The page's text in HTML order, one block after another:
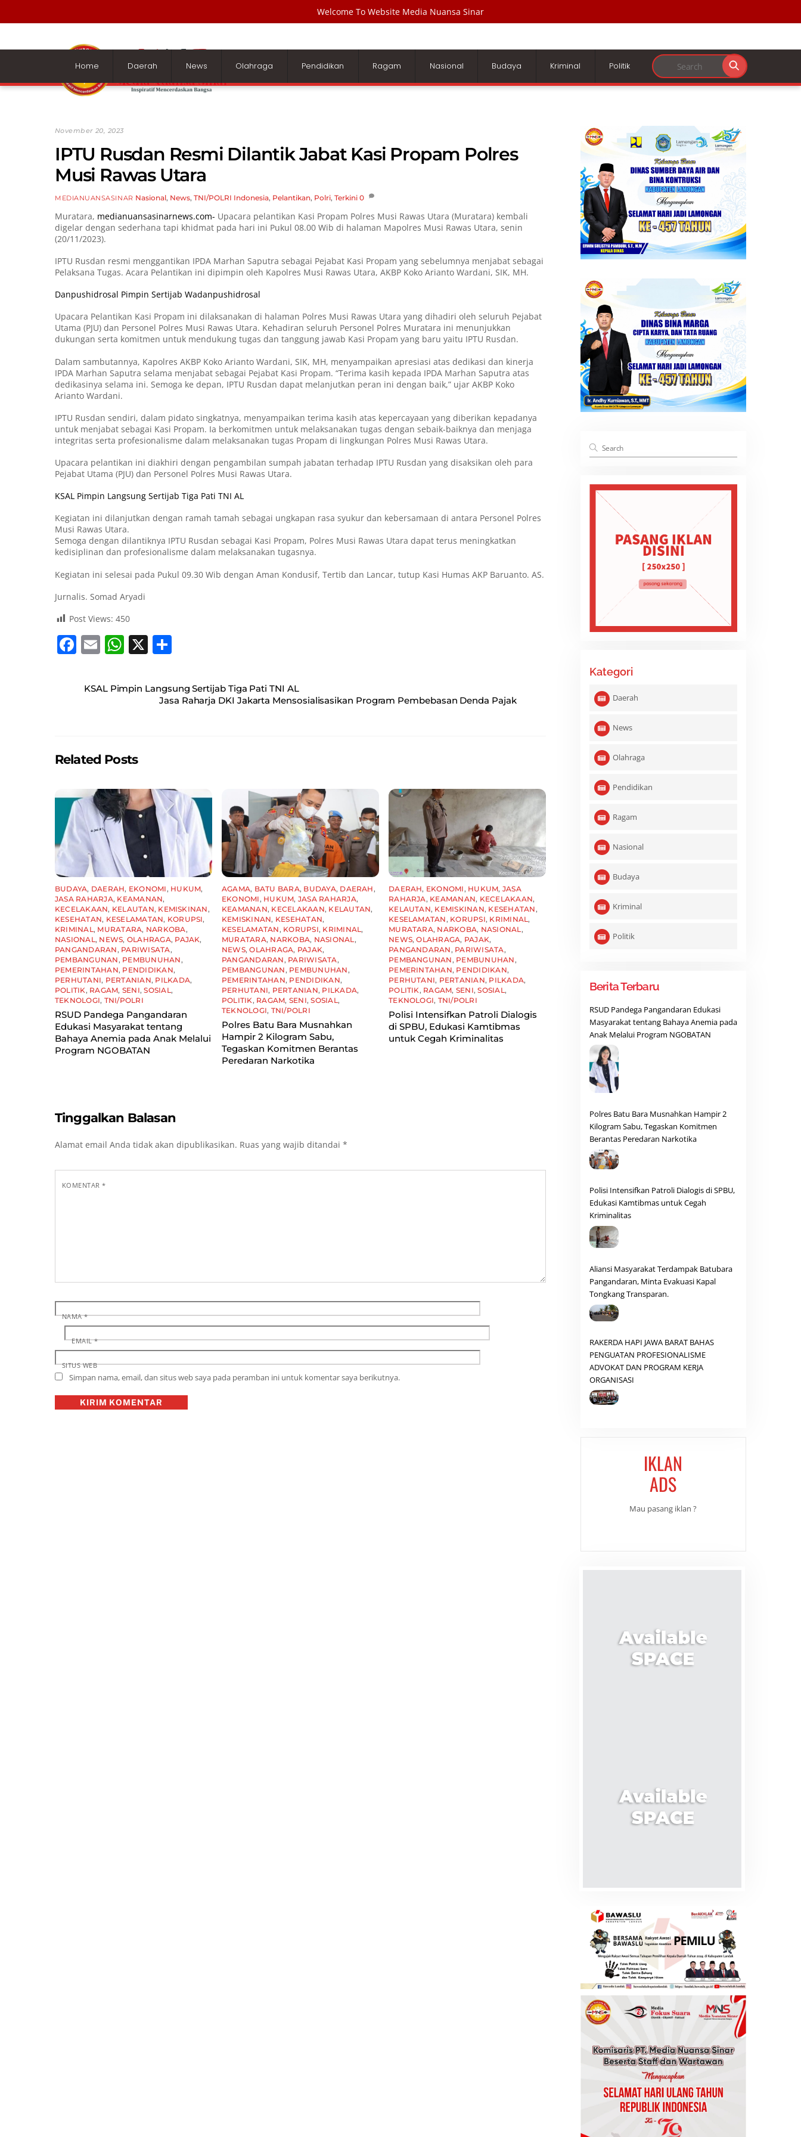
Welcome To Website Media Nuansa Sinar
content
Home
Daerah News Olahraga Pendidikan Ragam Nasional Budaya Kriminal Politik
November 20, 2023
IPTU Rusdan Resmi Dilantik Jabat Kasi Propam Polres
Musi Rawas Utara
MEDIANUANSASINAR Nasional, News, TNI/POLRI Indonesia, Pelantikan, Polri, Terkini 0
Muratara, medianuansasinarnews.com- Upacara pelantikan Kasi Propam Polres Musi Rawas Utara (Muratara) kembali
digelar dengan sederhana tapi khidmat pada hari ini Pukul 08.00 Wib di halaman Mapolres Musi Rawas Utara, senin
(20/11/2023).
IPTU Rusdan resmi menggantikan IPDA Marhan Saputra sebagai Pejabat Kasi Propam yang sebelumnya menjabat sebagai
Pelaksana Tugas. Acara Pelantikan ini dipimpin oleh Kapolres Musi Rawas Utara, AKBP Koko Arianto Wardani, SIK, MH.
Danpushidrosal Pimpin Sertijab Wadanpushidrosal
Upacara Pelantikan Kasi Propam ini dilaksanakan di halaman Polres Musi Rawas Utara yang dihadiri oleh seluruh Pejabat
Utama (PJU) dan Personel Polres Musi Rawas Utara. Kehadiran seluruh Personel Polres Muratara ini menunjukkan
dukungan serta komitmen untuk mendukung tugas dan tanggung jawab Kasi Propam yang baru yaitu IPTU Rusdan.
Dalam sambutannya, Kapolres AKBP Koko Arianto Wardani, SIK, MH, menyampaikan apresiasi atas dedikasi dan kinerja
IPDA Marhan Saputra selama menjabat sebagai Pejabat Kasi Propam. “Terima kasih kepada IPDA Marhan Saputra atas
dedikasinya selama ini. Semoga ke depan, IPTU Rusdan dapat melanjutkan peran ini dengan baik,” ujar AKBP Koko
Arianto Wardani.
IPTU Rusdan sendiri, dalam pidato singkatnya, menyampaikan terima kasih atas kepercayaan yang diberikan kepadanya
untuk menjabat sebagai Kasi Propam. Ia berkomitmen untuk melaksanakan tugas dengan sebaik-baiknya dan menjaga
integritas serta profesionalisme dalam melaksanakan tugas Propam di lingkungan Polres Musi Rawas Utara.
Upacara pelantikan ini diakhiri dengan pengambilan sumpah jabatan terhadap IPTU Rusdan yang disaksikan oleh para
Pejabat Utama (PJU) dan Personel Polres Musi Rawas Utara.
KSAL Pimpin Langsung Sertijab Tiga Pati TNI AL
Kegiatan ini dilanjutkan dengan ramah tamah sebagai ungkapan rasa syukur dan kebersamaan di antara Personel Polres
Musi Rawas Utara.
Semoga dengan dilantiknya IPTU Rusdan sebagai Kasi Propam, Polres Musi Rawas Utara dapat terus meningkatkan
kedisiplinan dan profesionalisme dalam melaksanakan tugasnya.
Kegiatan ini selesai pada Pukul 09.30 Wib dengan Aman Kondusif, Tertib dan Lancar, tutup Kasi Humas AKP Baruanto. AS.
Jurnalis. Somad Aryadi
Post Views: 450
F
c
o
E
ai
W
at
s
p
X
ar
e
KSAL Pimpin Langsung Sertijab Tiga Pati TNI AL
Jasa Raharja DKI Jakarta Mensosialisasikan Program Pembebasan Denda Pajak
Related Posts
BUDAYA, DAERAH, EKONOMI, HUKUM,
JASA RAHARJA, KEAMANAN,
KECELAKAAN, KELAUTAN, KEMISKINAN,
KESEHATAN, KESELAMATAN, KORUPSI,
KRIMINAL, MURATARA, NARKOBA,
NASIONAL, NEWS, OLAHRAGA, PAJAK,
PANGANDARAN, PARIWISATA,
PEMBANGUNAN, PEMBUNUHAN,
PEMERINTAHAN, PENDIDIKAN,
PERHUTANI, PERTANIAN, PILKADA,
POLITIK, RAGAM, SENI,SOSIAL,
TEKNOLOGI, TNI/POLRI
RSUD Pandega Pangandaran
Edukasi Masyarakat tentang
Bahaya Anemia pada Anak Melalui
Program NGOBATAN
AGAMA, BATU BARA, BUDAYA, DAERAH,
EKONOMI, HUKUM, JASA RAHARJA,
KEAMANAN, KECELAKAAN, KELAUTAN,
KEMISKINAN, KESEHATAN,
KESELAMATAN, KORUPSI, KRIMINAL,
MURATARA, NARKOBA, NASIONAL,
NEWS,OLAHRAGA, PAJAK,
PANGANDARAN, PARIWISATA,
PEMBANGUNAN, PEMBUNUHAN,
PEMERINTAHAN, PENDIDIKAN,
PERHUTANI, PERTANIAN, PILKADA,
POLITIK, RAGAM, SENI,SOSIAL,
TEKNOLOGI, TNI/POLRI
Polres Batu Bara Musnahkan
Hampir 2 Kilogram Sabu,
Tegaskan Komitmen Berantas
Peredaran Narkotika
DAERAH, EKONOMI, HUKUM, JASA
RAHARJA, KEAMANAN, KECELAKAAN,
KELAUTAN, KEMISKINAN, KESEHATAN,
KESELAMATAN, KORUPSI, KRIMINAL,
MURATARA, NARKOBA, NASIONAL,
NEWS,OLAHRAGA, PAJAK,
PANGANDARAN, PARIWISATA,
PEMBANGUNAN, PEMBUNUHAN,
PEMERINTAHAN, PENDIDIKAN,
PERHUTANI, PERTANIAN, PILKADA,
POLITIK, RAGAM, SENI,SOSIAL,
TEKNOLOGI, TNI/POLRI
Polisi Intensifkan Patroli Dialogis
di SPBU, Edukasi Kamtibmas
untuk Cegah Kriminalitas
Tinggalkan Balasan
Alamat email Anda tidak akan dipublikasikan. Ruas yang wajib ditandai *
KOMENTAR*
NAMA*
EMAIL*
SITUS WEB
Simpan nama, email, dan situs web saya pada peramban ini untuk komentar saya berikutnya.
Kategori
Daerah
News
Olahraga
Pendidikan
Ragam
Nasional
Budaya
Kriminal
Politik
Berita Terbaru
RSUD Pandega Pangandaran Edukasi
Masyarakat tentang Bahaya Anemia pada
Anak Melalui Program NGOBATAN
Polres Batu Bara Musnahkan Hampir 2
Kilogram Sabu, Tegaskan Komitmen
Berantas Peredaran Narkotika
Polisi Intensifkan Patroli Dialogis di SPBU,
Edukasi Kamtibmas untuk Cegah
Kriminalitas
Aliansi Masyarakat Terdampak Batubara
Pangandaran, Minta Evakuasi Kapal
Tongkang Transparan.
RAKERDA HAPI JAWA BARAT BAHAS
PENGUATAN PROFESIONALISME
ADVOKAT DAN PROGRAM KERJA
ORGANISASI
IKLAN
ADS
Mau pasang iklan ?